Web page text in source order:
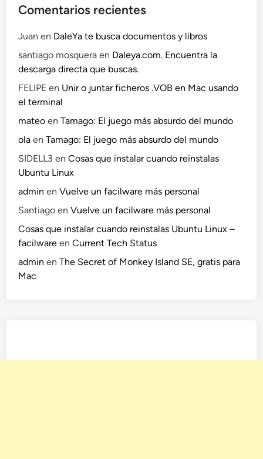
Comentarios recientes
Juan en DaleYa te busca documentos y libros
santiago mosquera en Daleya.com. Encuentra la
descarga directa que buscas.
FELIPE en Unir o juntar ficheros .VOB en Mac usando
el terminal
mateo enTamago: El juego más absurdo del mundo
ola enTamago: El juego más absurdo del mundo
SIDELL3 enCosas que instalar cuando reinstalas
Ubuntu Linux
admin enVuelve un facilware más personal
Santiago enVuelve un facilware más personal
Cosas que instalar cuando reinstalas Ubuntu Linux –
facilware enCurrent Tech Status
admin enThe Secret of Monkey Island SE, gratis para
Mac